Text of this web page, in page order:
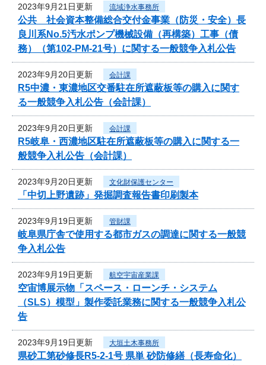
2023年9月21日更新 流域浄水事務所
公共 社会資本整備総合交付金事業（防災・安全）長
良川系No.5汚水ポンプ機械設備（再構築）工事（債
務）（第102-PM-21号）に関する一般競争入札公告
2023年9月20日更新 会計課
R5中濃・東濃地区交番駐在所遮蔽板等の購入に関す
る一般競争入札公告（会計課）
2023年9月20日更新 会計課
R5岐阜・西濃地区駐在所遮蔽板等の購入に関する一
般競争入札公告（会計課）
2023年9月20日更新 文化財保護センター
「中切上野遺跡」発掘調査報告書印刷製本
2023年9月19日更新 管財課
岐阜県庁舎で使用する都市ガスの調達に関する一般競
争入札公告
2023年9月19日更新 航空宇宙産業課
空宙博展示物「スペース・ローンチ・システム
（SLS）模型」製作委託業務に関する一般競争入札公
告
2023年9月19日更新 大垣土木事務所
県砂工第砂修長R5-2-1号 県単 砂防修繕（長寿命化）